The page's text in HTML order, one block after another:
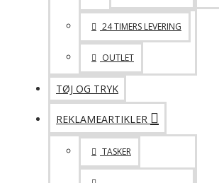
24 TIMERS LEVERING
OUTLET
TØJ OG TRYK
REKLAMEARTIKLER
TASKER